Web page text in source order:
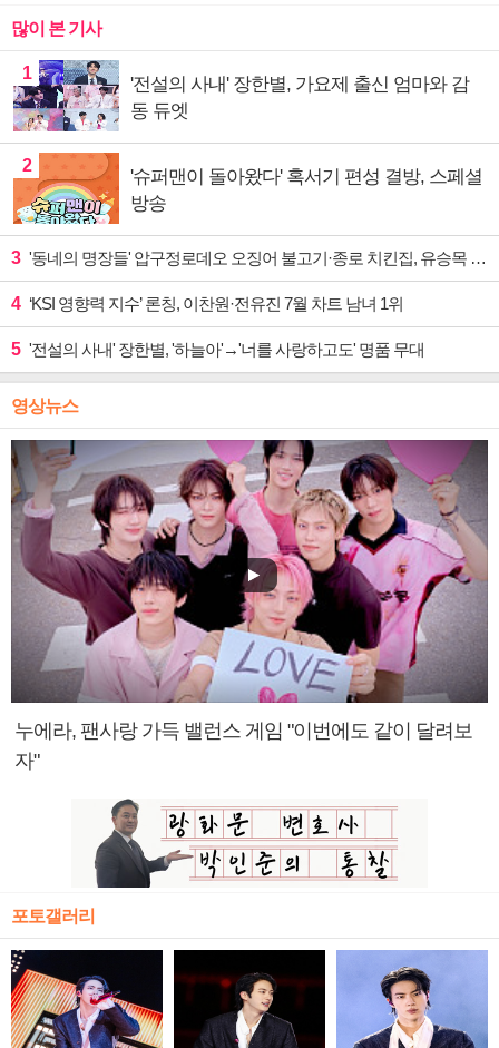
많이 본 기사
1
'전설의 사내' 장한별, 가요제 출신 엄마와 감
동 듀엣
2
'슈퍼맨이 돌아왔다' 혹서기 편성 결방, 스페셜
방송
3 '동네의 명장들' 압구정로데오 오징어 불고기·종로 치킨집, 유승목 입맛 저격
4 ‘KSI 영향력 지수’ 론칭, 이찬원·전유진 7월 차트 남녀 1위
5 '전설의 사내' 장한별, '하늘아'→'너를 사랑하고도' 명품 무대
영상뉴스
누에라, 팬사랑 가득 밸런스 게임 "이번에도 같이 달려보
자"
포토갤러리